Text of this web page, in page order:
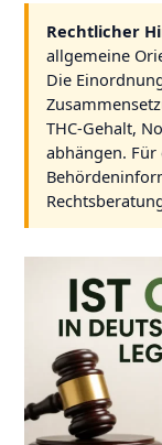
Rechtlicher
allgemeine
Die
THC-Gehalt,
abhängen.